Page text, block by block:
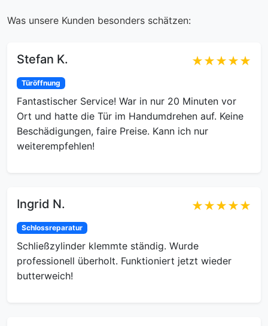
Was unsere Kunden besonders schätzen:
Stefan K. ★★★★★
Türöffnung
Fantastischer Service! War in nur 20 Minuten vor
Ort und hatte die Tür im Handumdrehen auf. Keine
Beschädigungen, faire Preise. Kann ich nur
weiterempfehlen!
Ingrid N. ★★★★★
Schlossreparatur
Schließzylinder klemmte ständig. Wurde
professionell überholt. Funktioniert jetzt wieder
butterweich!